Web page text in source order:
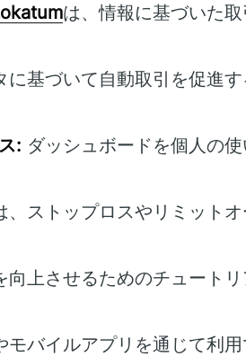
は、情報に基づいた
基づいて自動取引を促進
: ダッシュボードを個人の
、ストップロスやリミット
向上させるためのチュート
モバイルアプリを通じて利